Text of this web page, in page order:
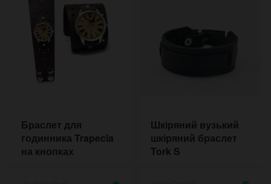
Браслет для
годинника Trapecia
на кнопках
Шкіряний вузький
шкіряний браслет
Tork S